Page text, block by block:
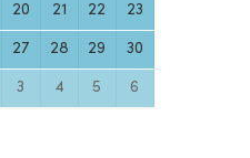
20 21 22 23
27 28 29 30
3 4 5 6